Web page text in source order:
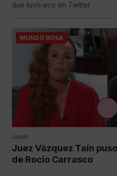
que tuvo eco en Twitter
MUNDO ROSA
Joem
Juez Vázquez Taín
de Rocío Carrasco